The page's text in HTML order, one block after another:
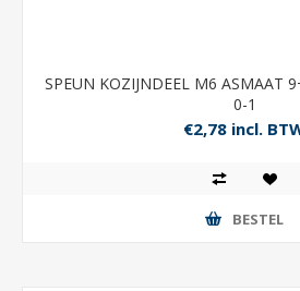
SPEUN KOZIJNDEEL M6 ASMAAT
0-1
€2,78 incl.
BESTEL